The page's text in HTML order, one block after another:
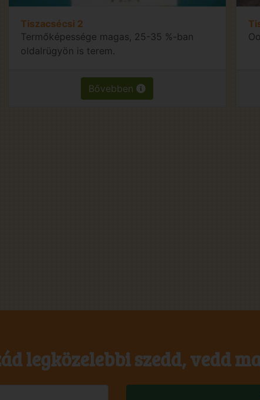
Tiszacsécsi 2
Termőképessége magas, 25-35 %-ban
oldalrügyön is terem.
Bővebben
legközelebbi szedd, vedd